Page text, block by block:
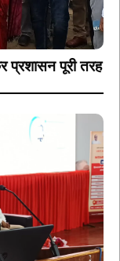
प्रशासन पूरी तरह